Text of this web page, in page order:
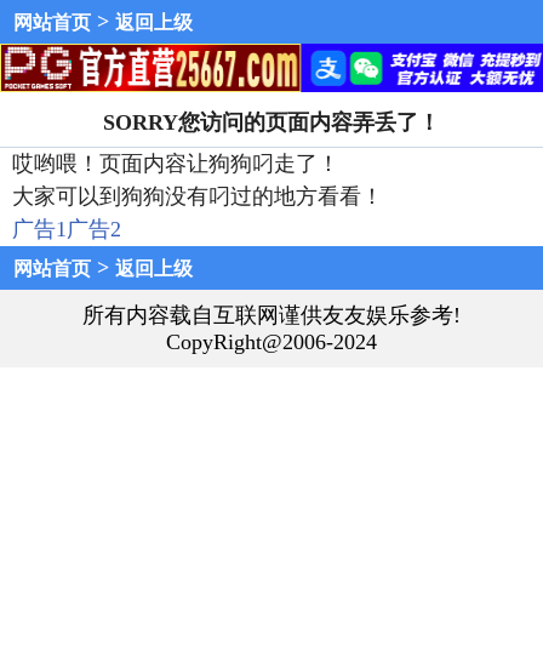
网站首页 > 返回上级
SORRY您访问的页面内容弄丢了！
哎哟喂！页面内容让狗狗叼走了！
大家可以到狗狗没有叼过的地方看看！
广告1广告2
网站首页 > 返回上级
所有内容载自互联网谨供友友娱乐参考!
CopyRight@2006-2024